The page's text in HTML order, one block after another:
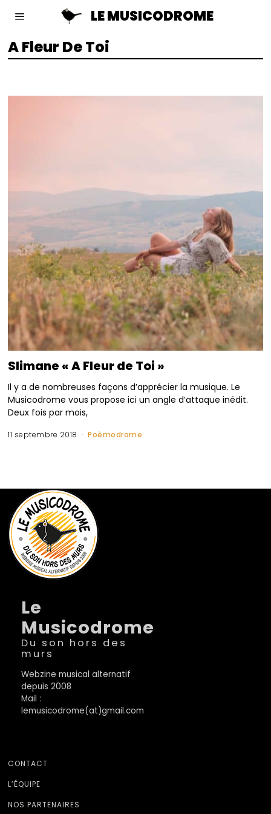
LE MUSICODROME
A Fleur De Toi
Slimane « A Fleur de Toi »
Il y a de nombreuses façons d’apprécier la musique. Le
Musicodrome vous propose ici un angle d’attaque inédit.
Deux fois par mois,
11 septembre 2018 Poèmodrome
Le
Musicodrome
Du son hors des
murs
Webzine musical alternatif
depuis 2008
Mail :
lemusicodrome(at)gmail.com
CONTACT
L’ÉQUIPE
NOS PARTENAIRES